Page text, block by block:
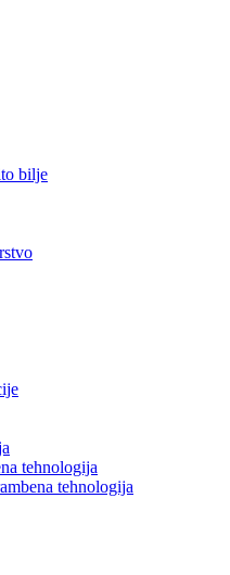
bilje
tehnologija
tehnologija